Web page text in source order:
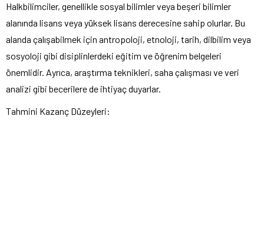
Halkbilimciler, genellikle sosyal bilimler veya beşeri bilimler
alanında lisans veya yüksek lisans derecesine sahip olurlar. Bu
alanda çalışabilmek için antropoloji, etnoloji, tarih, dilbilim veya
sosyoloji gibi disiplinlerdeki eğitim ve öğrenim belgeleri
önemlidir. Ayrıca, araştırma teknikleri, saha çalışması ve veri
analizi gibi becerilere de ihtiyaç duyarlar.
Tahmini Kazanç Düzeyleri: